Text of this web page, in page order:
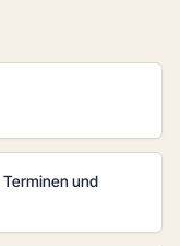
und